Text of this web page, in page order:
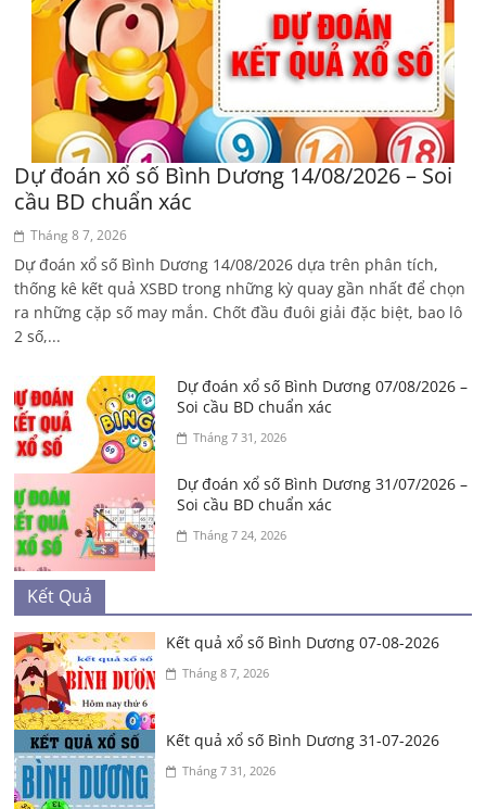
Dự đoán xổ số Bình Dương 14/08/2026 – Soi
cầu BD chuẩn xác
Tháng 8 7, 2026
Dự đoán xổ số Bình Dương 14/08/2026 dựa trên phân tích,
thống kê kết quả XSBD trong những kỳ quay gần nhất để chọn
ra những cặp số may mắn. Chốt đầu đuôi giải đặc biệt, bao lô
2 số,...
Dự đoán xổ số Bình Dương 07/08/2026 –
Soi cầu BD chuẩn xác
Tháng 7 31, 2026
Dự đoán xổ số Bình Dương 31/07/2026 –
Soi cầu BD chuẩn xác
Tháng 7 24, 2026
Kết Quả
Kết quả xổ số Bình Dương 07-08-2026
Tháng 8 7, 2026
Kết quả xổ số Bình Dương 31-07-2026
Tháng 7 31, 2026